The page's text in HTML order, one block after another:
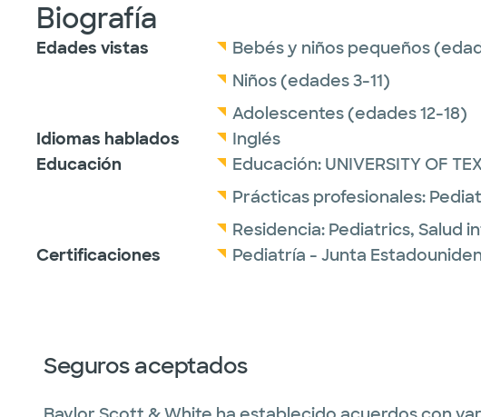
Biografía
Edades vistas
Bebés y niños pequeños
Niños (edades 3-11)
Adolescentes (edades 12-18)
Idiomas hablados
Inglés
Educación
Educación: UNIVERSITY OF
Prácticas profesionales:
Residencia: Pediatrics, Salud
Certificaciones
Pediatría - Junta
Seguros aceptados